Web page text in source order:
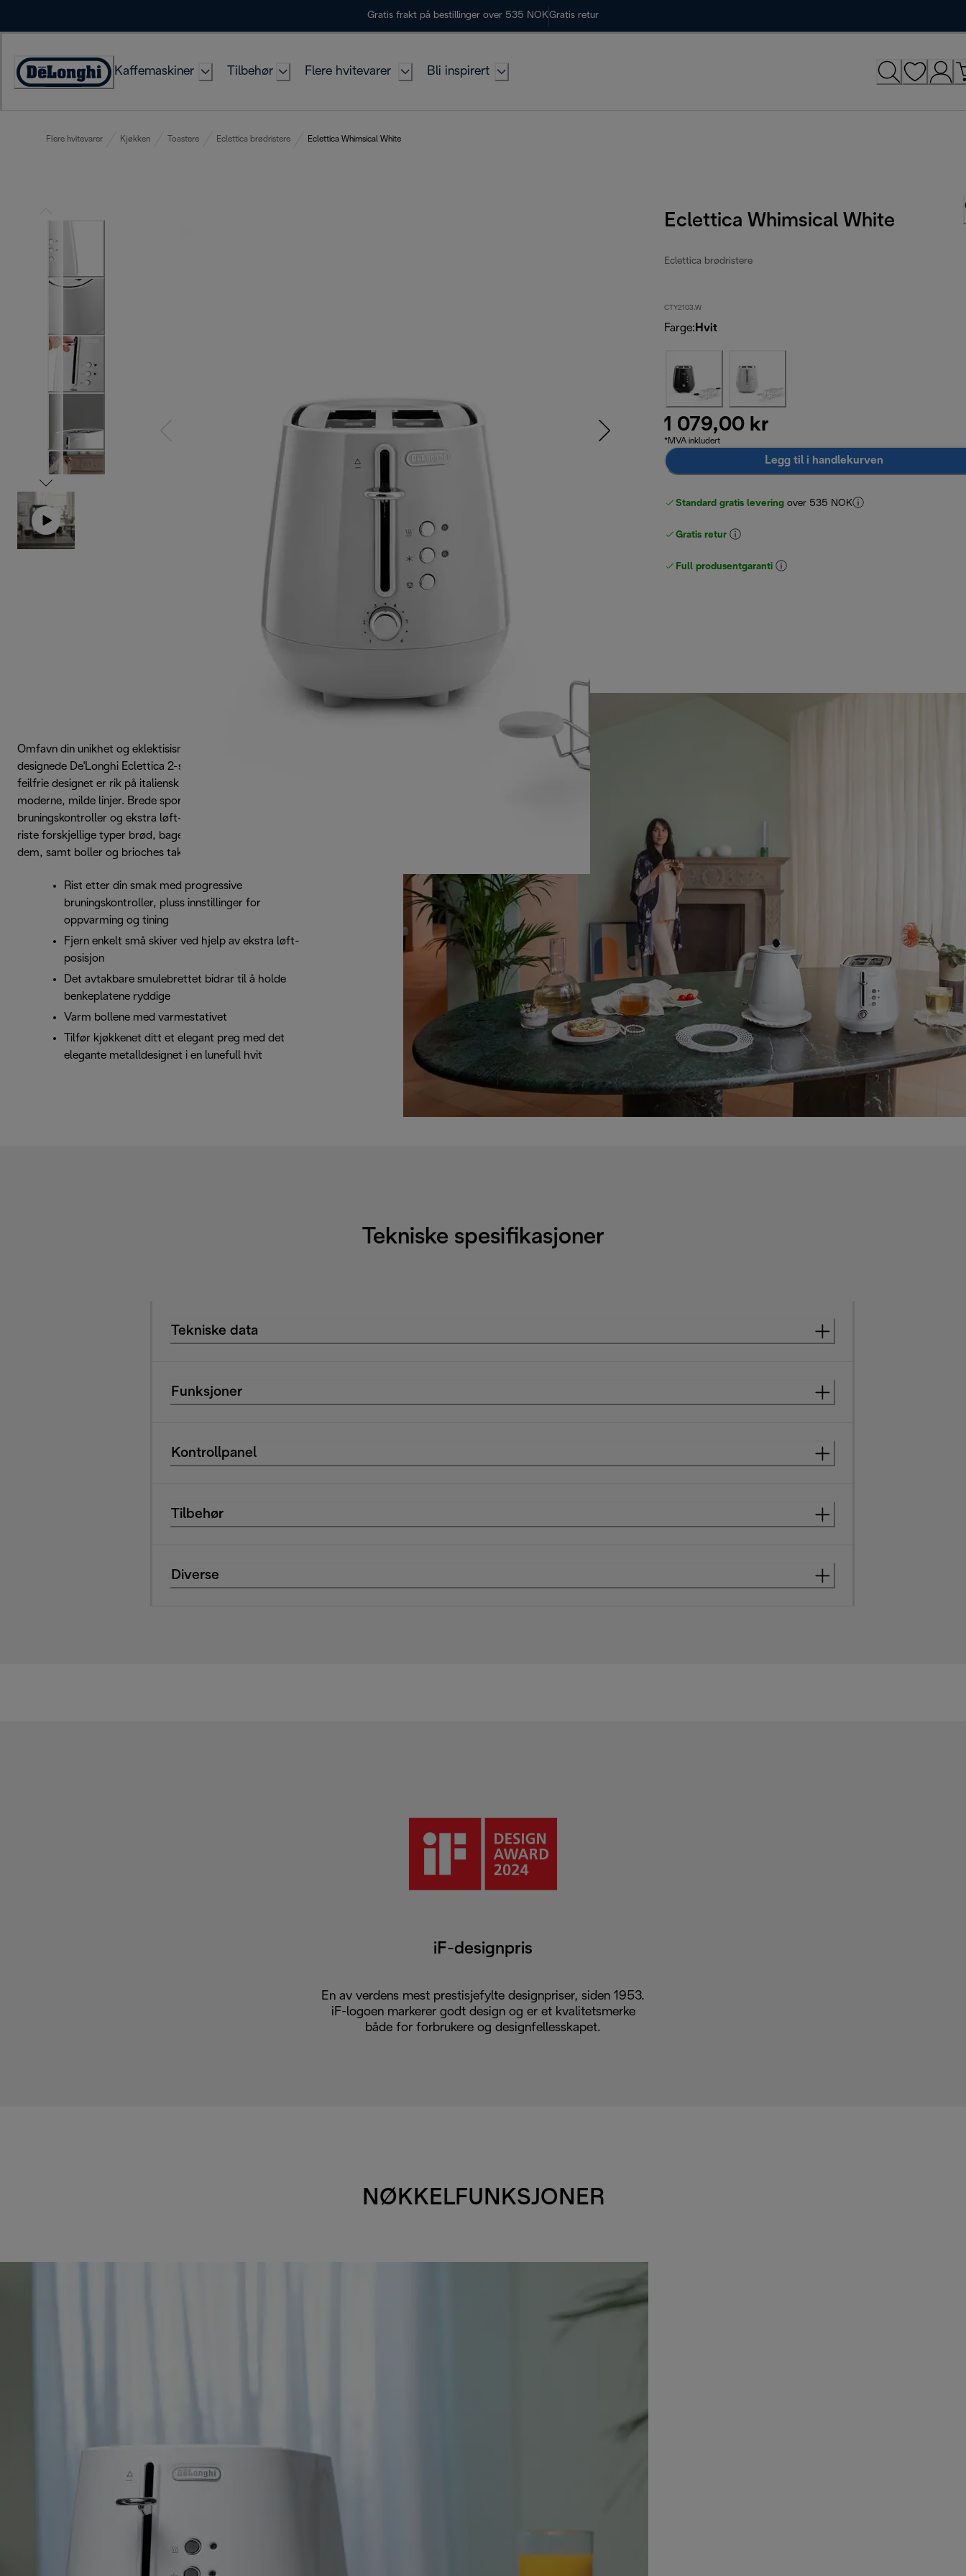
Gratis frakt på bestillinger over 535 NOKGratis retur
Accessibility
Kaffemaskiner Tilbehør Flere hvitevarer Bli inspirert
Flere hvitevarer Kjøkken Toastere Eclettica brødristere Eclettica Whimsical White
Eclettica Whimsical White
Eclettica brødristere
CTY2103.W
Farge: Hvit
1 079,00 kr
*MVA inkludert
Legg til i handlekurven
Standard gratis levering over 535 NOK
Gratis retur
Full produsentgaranti
Omfavn din unikhet og eklektisisme med den mesterlig
designede De'Longhi Eclettica 2-skivers brødristeren. Det
feilfrie designet er rik på italiensk stil og komplett med
moderne, milde linjer. Brede spor, progressive
bruningskontroller og ekstra løft-posisjon gjør det enkelt å
riste forskjellige typer brød, bagels og tebrød slik du vil ha
dem, samt boller og brioches takket være varmestativet.
Rist etter din smak med progressive
bruningskontroller, pluss innstillinger for
oppvarming og tining
Fjern enkelt små skiver ved hjelp av ekstra løft-
posisjon
Det avtakbare smulebrettet bidrar til å holde
benkeplatene ryddige
Varm bollene med varmestativet
Tilfør kjøkkenet ditt et elegant preg med det
elegante metalldesignet i en lunefull hvit
Tekniske spesifikasjoner
Tekniske data
Funksjoner
Kontrollpanel
Tilbehør
Diverse
iF-designpris
En av verdens mest prestisjefylte designpriser, siden 1953.
iF-logoen markerer godt design og er et kvalitetsmerke
både for forbrukere og designfellesskapet.
NØKKELFUNKSJONER